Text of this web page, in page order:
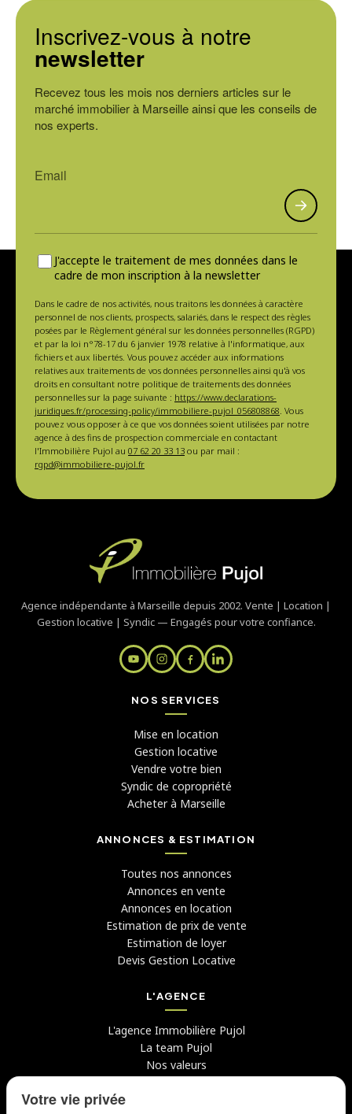
Inscrivez-vous à notre
newsletter
Recevez tous les mois nos derniers articles sur le
marché immobilier à Marseille ainsi que les conseils de
nos experts.
J'accepte le traitement de mes données dans le
cadre de mon inscription à la newsletter
Dans le cadre de nos activités, nous traitons les données à caractère
personnel de nos clients, prospects, salariés, dans le respect des règles
posées par le Règlement général sur les données personnelles (RGPD)
et par la loi n°78-17 du 6 janvier 1978 relative à l'informatique, aux
fichiers et aux libertés. Vous pouvez accéder aux informations
relatives aux traitements de vos données personnelles ainsi qu'à vos
droits en consultant notre politique de traitements des données
personnelles sur la page suivante : https://www.declarations-
juridiques.fr/processing-policy/immobiliere-pujol_056808868 . Vous
pouvez vous opposer à ce que vos données soient utilisées par notre
agence à des fins de prospection commerciale en contactant
l'Immobilière Pujol au 07 62 20 33 13 ou par mail :
rgpd@immobiliere-pujol.fr
Agence indépendante à Marseille depuis 2002. Vente | Location |
Gestion locative | Syndic — Engagés pour votre confiance.
NOS SERVICES
Mise en location
Gestion locative
Vendre votre bien
Syndic de copropriété
Acheter à Marseille
ANNONCES & ESTIMATION
Toutes nos annonces
Annonces en vente
Annonces en location
Estimation de prix de vente
Estimation de loyer
Devis Gestion Locative
L'AGENCE
L'agence Immobilière Pujol
La team Pujol
Nos valeurs
Votre vie privée